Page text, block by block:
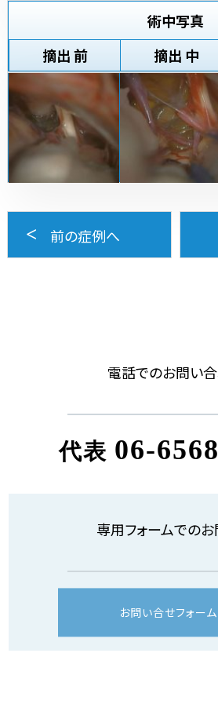
術中写真
摘出 前
摘出 中
前の症例へ
電話でのお問い
代表 06-
専用フォームでの
お問い合せフォーム